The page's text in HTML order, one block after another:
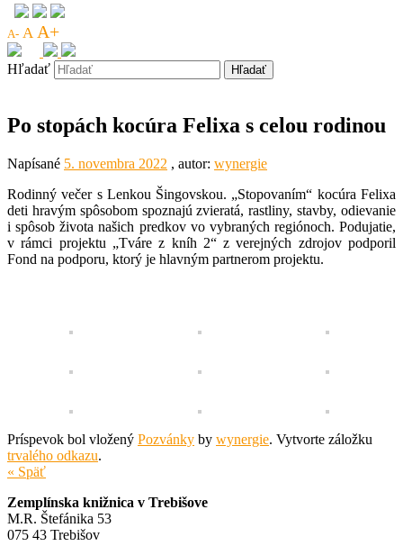
A- A A+
Hľadať
Po stopách kocúra Felixa s celou rodinou
Napísané 5. novembra 2022 , autor: wynergie
Rodinný večer s Lenkou Šingovskou. „Stopovaním“ kocúra Felixa
deti hravým spôsobom spoznajú zvieratá, rastliny, stavby, odievanie
i spôsob života našich predkov vo vybraných regiónoch. Podujatie,
v rámci projektu „Tváre z kníh 2“ z verejných zdrojov podporil
Fond na podporu, ktorý je hlavným partnerom projektu.
Príspevok bol vložený Pozvánky by wynergie. Vytvorte záložku
trvalého odkazu.
« Späť
Zemplínska knižnica v Trebišove
M.R. Štefánika 53
075 43 Trebišov